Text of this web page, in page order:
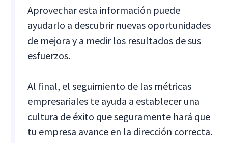
Aprovechar esta información puede
ayudarlo a descubrir nuevas oportunidades
de mejora y a medir los resultados de sus
esfuerzos.
Al final, el seguimiento de las métricas
empresariales te ayuda a establecer una
cultura de éxito que seguramente hará que
tu empresa avance en la dirección correcta.